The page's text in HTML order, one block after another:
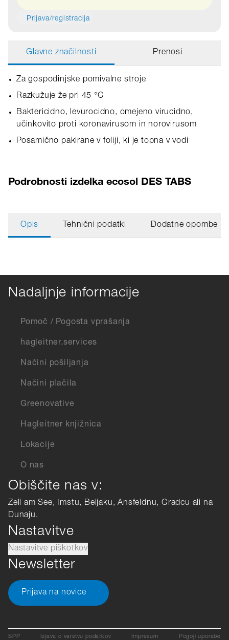
Prijava/registracija
Glavne značilnosti Prenosi
Za gospodinjske pomivalne stroje
Razkužuje že pri 45 °C
Baktericidno, levurocidno, omejeno virucidno,
učinkovito proti koronavirusom in norovirusom
Posamično pakirane v foliji, ki je topna v vodi
Podrobnosti izdelka ecosol DES TABS
Opis Tehnični podatki Dodatne opombe
Nadaljnje informacije
Pomoč / Pogosta vprašanja
hagleitner.services
Načini pošiljanja
Načini plačila
Greenovative
Hagleitner knjižnica
Lokacije
O nas
Obiščite nas v:
Zell am See, Imstu, Beljaku, Ansfeldnu, Gradcu ali na
Dunaju.
Nastavitve
Nastavitve piškotkov
Newsletter
Prijava na novice
SPP Izjava o varstvu podatkov Impresum Pogoji uporabe